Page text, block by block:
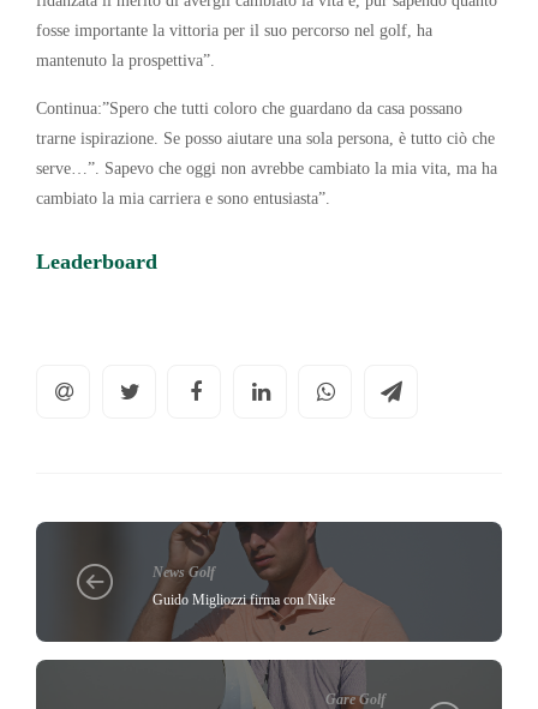
fosse importante la vittoria per il suo percorso nel golf, ha
mantenuto la prospettiva”.
Continua:”Spero che tutti coloro che guardano da casa possano
trarne ispirazione. Se posso aiutare una sola persona, è tutto ciò che
serve…”. Sapevo che oggi non avrebbe cambiato la mia vita, ma ha
cambiato la mia carriera e sono entusiasta”.
Leaderboard
News Golf
Guido Migliozzi firma con Nike
Gare Golf